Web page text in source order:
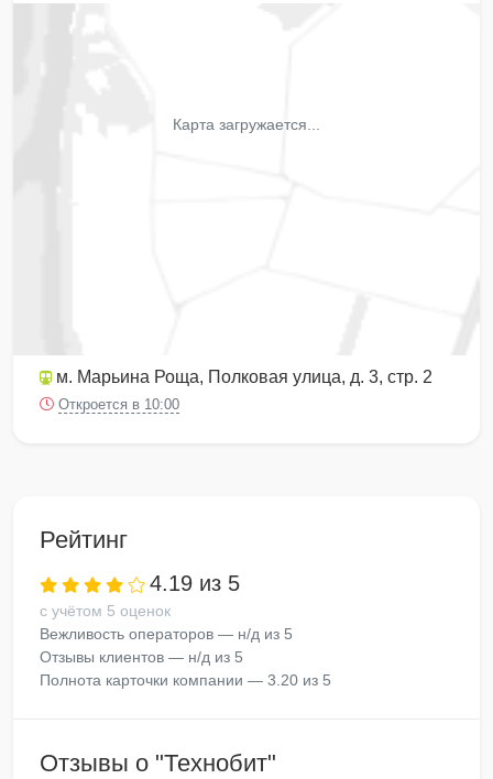
Карта загружается...
м. Марьина Роща, Полковая улица, д. 3, стр. 2
Откроется в 10:00
Рейтинг
4.19 из 5
с учётом 5 оценок
Вежливость операторов — н/д из 5
Отзывы клиентов — н/д из 5
Полнота карточки компании — 3.20 из 5
Отзывы о "Технобит"